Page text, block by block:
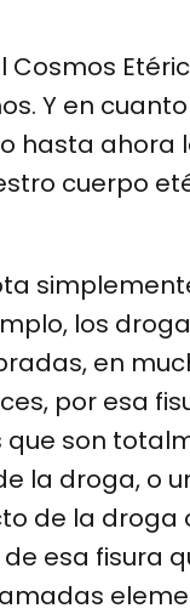
Y en
hasta ahora
cuerpo
los
en
por esa
son
la droga, o
de la droga
esa fisura